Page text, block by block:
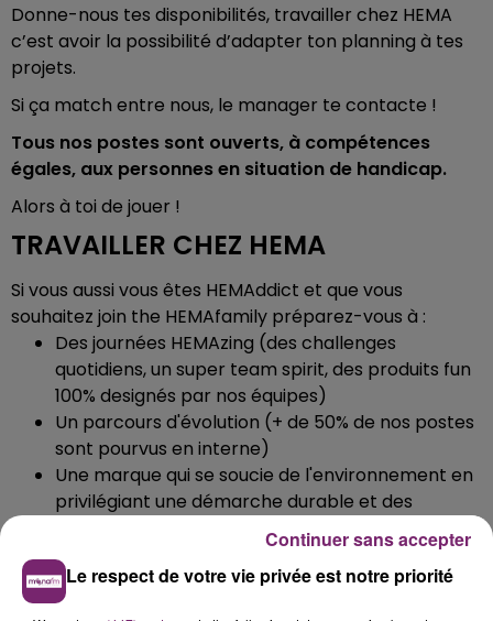
Donne-nous tes disponibilités, travailler chez HEMA
c’est avoir la possibilité d’adapter ton planning à tes
projets.
Si ça match entre nous, le manager te contacte !
Tous nos postes sont ouverts, à compétences
égales, aux personnes en situation de handicap.
Alors à toi de jouer !
TRAVAILLER CHEZ HEMA
Si vous aussi vous êtes HEMAddict et que vous
souhaitez join the HEMAfamily préparez-vous à :
Des journées HEMAzing (des challenges
quotidiens, un super team spirit, des produits fun
100% designés par nos équipes)
Un parcours d'évolution (+ de 50% de nos postes
sont pourvus en interne)
Une marque qui se soucie de l'environnement en
privilégiant une démarche durable et des
matières alternatives (coton bio, bois FSC,
bioplastique, vegan/clean beauty…)
EMPLOYÉ(E) LIBRE SERVICE
Le respect de votre vie privée est notre priorité
Continuer sans accepter